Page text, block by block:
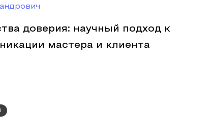
доверия: научный подход к
мастера и клиента